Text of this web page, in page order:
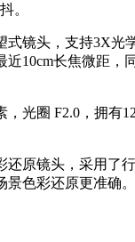
。
式镜头，支持3X光
近10cm长焦微距，
，光圈 F2.0，拥有
还原镜头，采用了
色彩还原更准确。